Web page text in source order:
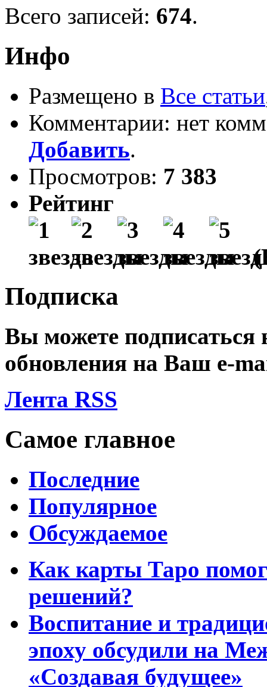
Всего записей: 674.
Инфо
Размещено в Все статьи
Комментарии: нет
Добавить.
Просмотров: 7 383
Рейтинг
Подписка
Вы можете подписаться
обновления на Ваш e-
Лента RSS
Самое главное
Последние
Популярное
Обсуждаемое
Как карты Таро
решений?
Воспитание и
эпоху обсудили на
«Создавая будущее»